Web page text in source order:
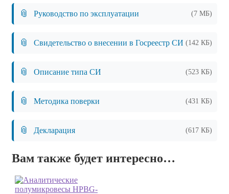
📎 Руководство по эксплуатации (7 МБ)
📎 Свидетельство о внесении в Госреестр СИ (142 КБ)
📎 Описание типа СИ (523 КБ)
📎 Методика поверки (431 КБ)
📎 Декларация (617 КБ)
Вам также будет интересно…